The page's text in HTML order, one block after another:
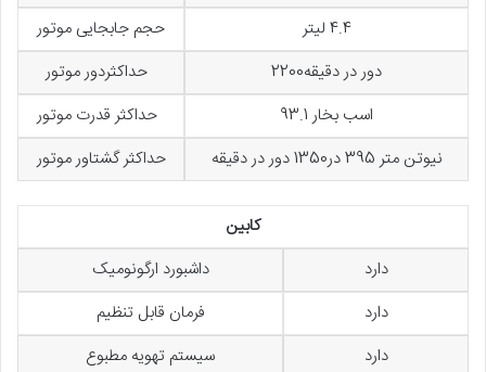
4.4 لیتر
حجم جابجایی موتور
دور در دقیقه2200
حداکثردور موتور
اسب بخار 93.1
حداکثر قدرت موتور
نیوتن متر 395 در1350 دور در دقیقه
حداکثر گشتاور موتور
کابین
دارد
داشبورد ارگونومیک
دارد
فرمان قابل تنظیم
دارد
سیستم تهویه مطبوع